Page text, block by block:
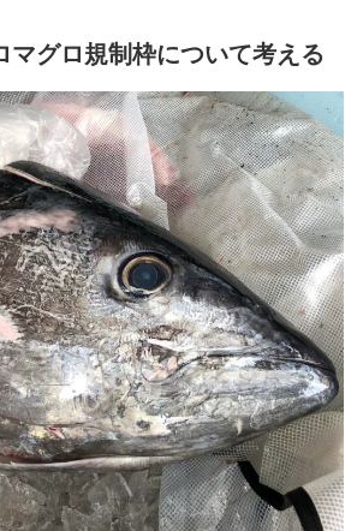
マグロ規制枠について考える